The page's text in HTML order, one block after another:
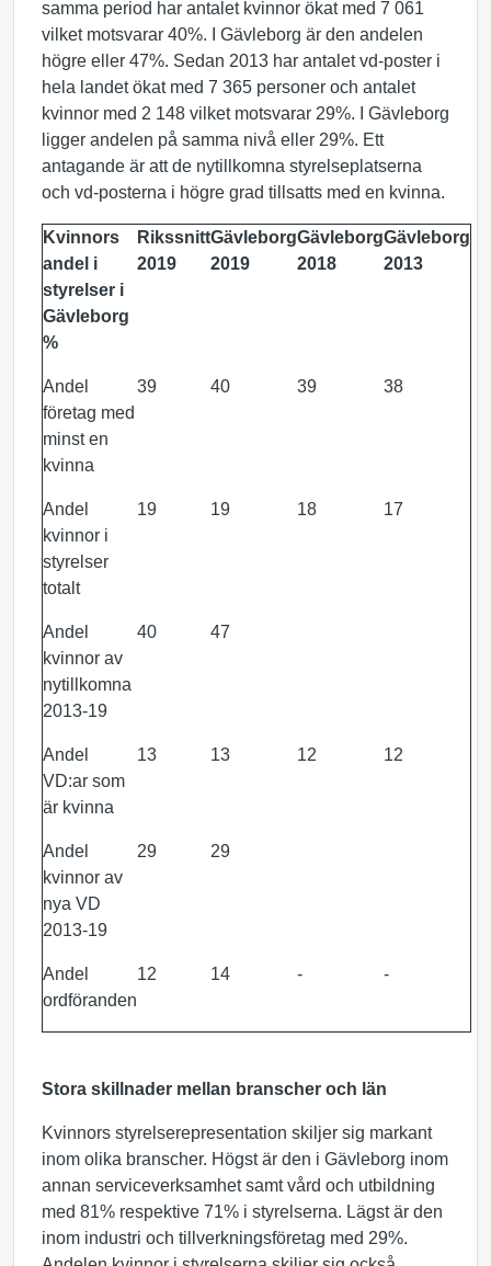
samma period har antalet kvinnor ökat med 7 061
vilket motsvarar 40%. I Gävleborg är den andelen
högre eller 47%. Sedan 2013 har antalet vd-poster i
hela landet ökat med 7 365 personer och antalet
kvinnor med 2 148 vilket motsvarar 29%. I Gävleborg
ligger andelen på samma nivå eller 29%. Ett
antagande är att de nytillkomna styrelseplatserna
och vd-posterna i högre grad tillsatts med en kvinna.
Kvinnors
andel i
styrelser i
Gävleborg
%
Rikssnitt
2019
Gävleborg
2019
Gävleborg
2018
Gävleborg
2013
Andel
företag med
minst en
kvinna
39 40 39 38
Andel
kvinnor i
styrelser
totalt
19 19 18 17
Andel
kvinnor av
nytillkomna
2013-19
40 47
Andel
VD:ar som
är kvinna
13 13 12 12
Andel
kvinnor av
nya VD
2013-19
29 29
Andel
ordföranden
12 14 - -
Stora skillnader mellan branscher och län
Kvinnors styrelserepresentation skiljer sig markant
inom olika branscher. Högst är den i Gävleborg inom
annan serviceverksamhet samt vård och utbildning
med 81% respektive 71% i styrelserna. Lägst är den
inom industri och tillverkningsföretag med 29%.